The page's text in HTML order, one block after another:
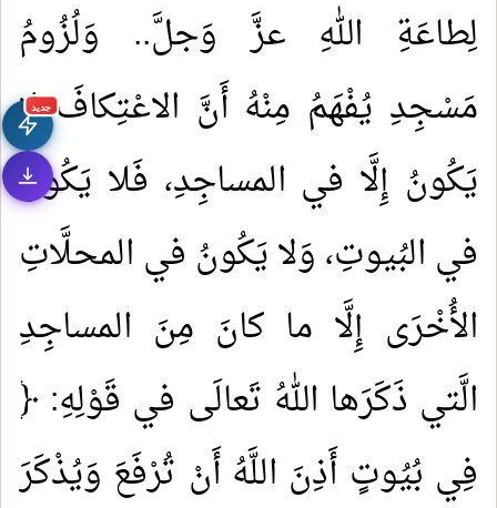
جديد
لِطاعَةِ اللهِ عزَّ وَجلَّ.. وَلُزُومُ
مَسْجِدِ يُفْهَمُ مِنْهُ أَنَّ الاعْتِكافَ لا
يَكُونُ إِلَّا في المساجِدِ، فَلا يَكُونُ
في البُيوتِ، وَلا يَكُونُ في المحلَّاتِ
الأُخْرَى إِلَّا ما كانَ مِنَ المساجِدِ
الَّتي ذَكَرَها اللهُ تَعالَى في قَوْلِهِ: ﴿
فِي بُيُوتٍ أَذِنَ اللَّهُ أَنْ تُرْفَعَ وَيُذْكَرَ